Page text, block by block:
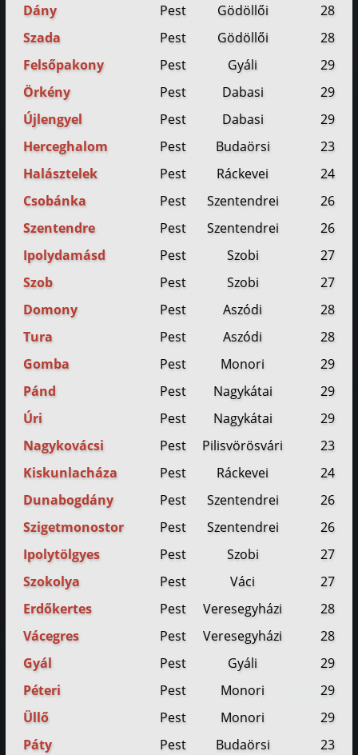
Dány Pest Gödöllői
28
Szada
Pest Gödöllői
28
Felsőpakony
Pest Gyáli
29
Örkény
Pest Dabasi
29
Újlengyel
Pest Dabasi
29
Herceghalom
Pest Budaörsi
23
Halásztelek
Pest Ráckevei
24
Csobánka
Pest Szentendrei
26
Szentendre
Pest Szentendrei
26
Ipolydamásd
Pest Szobi
27
Szob
Pest Szobi
27
Domony
Pest Aszódi
28
Tura
Pest Aszódi
28
Gomba
Pest Monori
29
Pánd
Pest Nagykátai
29
Úri
Pest Nagykátai
29
Nagykovácsi
Pest Pilisvörösvári
23
Kiskunlacháza
Pest Ráckevei
24
Dunabogdány
Pest Szentendrei
26
Szigetmonostor
Pest Szentendrei
26
Ipolytölgyes
Pest Szobi
27
Szokolya
Pest Váci
27
Erdőkertes
Pest Veresegyházi
28
Vácegres
Pest Veresegyházi
28
Gyál
Pest Gyáli
29
Péteri
Pest Monori
29
Üllő
Pest Monori
29
Páty
Pest Budaörsi
23